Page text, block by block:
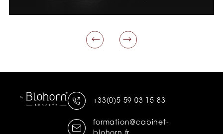
+33(0)5 59 03 15 83
formation@cabinet-